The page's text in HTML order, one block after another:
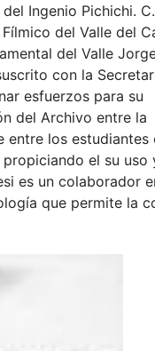
Ingenio Pichichi.
del Valle del
del Valle
con la
esfuerzos para su
del Archivo entre la
entre los estudiantes
el su uso
es un colaborador
que permite la